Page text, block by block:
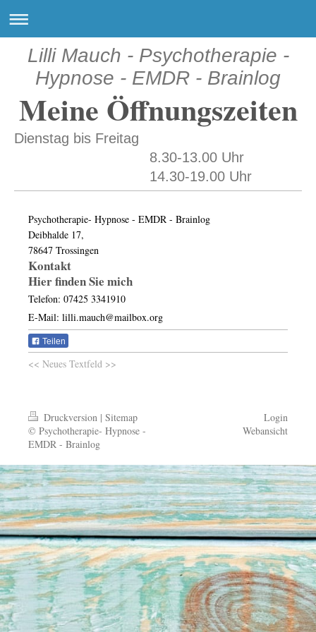
Lilli Mauch - Psychotherapie -
Hypnose - EMDR - Brainlog
Meine Öffnungszeiten
Dienstag bis Freitag
8.30-13.00 Uhr
14.30-19.00 Uhr
Psychotherapie- Hypnose - EMDR - Brainlog
Deibhalde 17,
78647 Trossingen
Kontakt
Hier finden Sie mich
Telefon: 07425 3341910
E-Mail: lilli.mauch@mailbox.org
Teilen
<< Neues Textfeld >>
Druckversion | Sitemap
© Psychotherapie- Hypnose -
EMDR - Brainlog
Login
Webansicht